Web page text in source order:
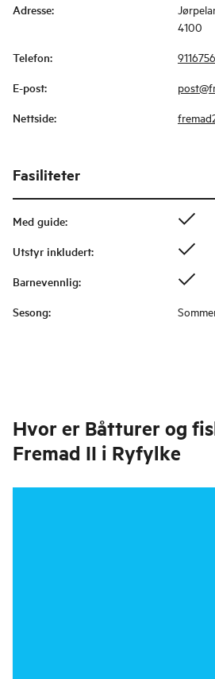
Adresse:
4100
Telefon:
E-post:
Nettside:
Fasiliteter
Med guide:
Utstyr inkludert:
Barnevennlig:
Sesong:
Hvor er Båtturer og
Fremad II i Ryfylke